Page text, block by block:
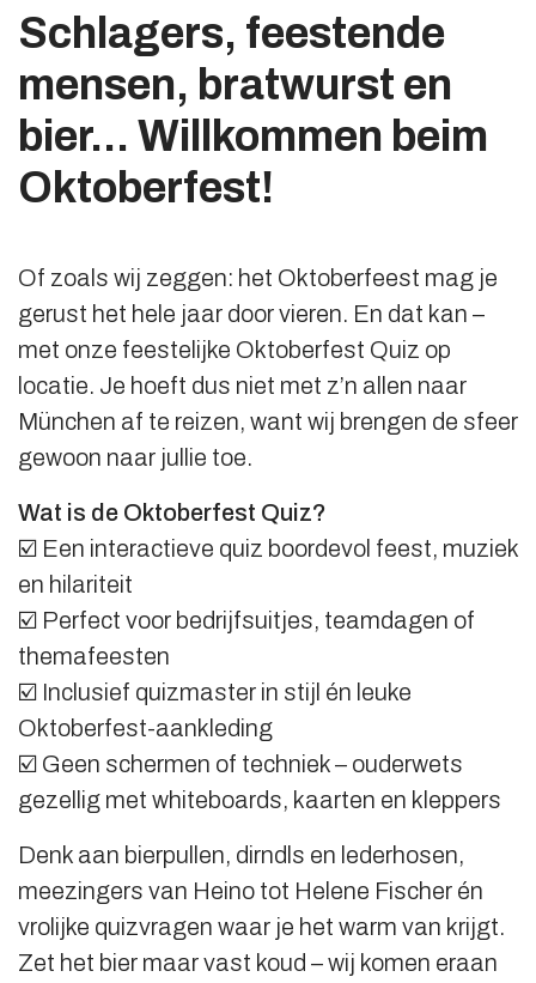
Schlagers, feestende
mensen, bratwurst en
bier... Willkommen beim
Oktoberfest!
Of zoals wij zeggen: het Oktoberfeest mag je
gerust het hele jaar door vieren. En dat kan –
met onze feestelijke Oktoberfest Quiz op
locatie. Je hoeft dus niet met z’n allen naar
München af te reizen, want wij brengen de sfeer
gewoon naar jullie toe.
Wat is de Oktoberfest Quiz?
☑️ Een interactieve quiz boordevol feest, muziek
en hilariteit
☑️ Perfect voor bedrijfsuitjes, teamdagen of
themafeesten
☑️ Inclusief quizmaster in stijl én leuke
Oktoberfest-aankleding
☑️ Geen schermen of techniek – ouderwets
gezellig met whiteboards, kaarten en kleppers
Denk aan bierpullen, dirndls en lederhosen,
meezingers van Heino tot Helene Fischer én
vrolijke quizvragen waar je het warm van krijgt.
Zet het bier maar vast koud – wij komen eraan